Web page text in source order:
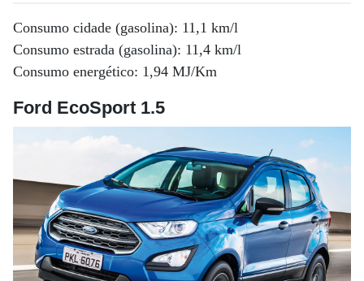
Consumo cidade (gasolina): 11,1 km/l
Consumo estrada (gasolina): 11,4 km/l
Consumo energético: 1,94 MJ/Km
Ford EcoSport 1.5